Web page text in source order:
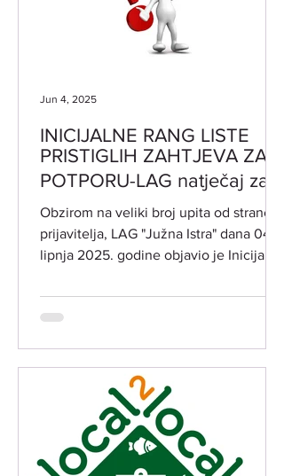
Udruge za biodinamičku poljoprivredu
Ajda Posavje Slovenija TEME TEČAJA:
DR. RUDOLF STEINE
INICIJALNE RANG LISTE
PRISTIGLIH ZAHTJEVA ZA
POTPORU-LAG natječaj za
INT 1.1. Potpora za razvoj i
očuvanje održive
poljoprivredne proizvodnje i
Obzirom na veliki broj upita od strane
prijavitelja, LAG "Južna Istra" dana 04.
lipnja 2025. godine objavio je Inicijalne
Jun 4, 2025